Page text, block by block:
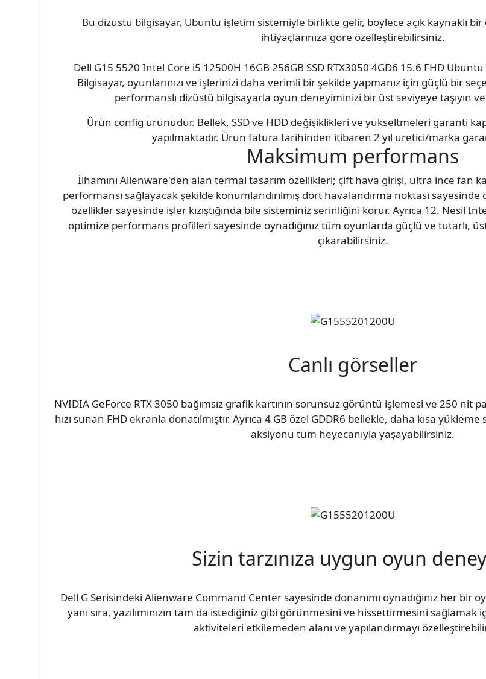
Bu dizüstü bilgisayar, Ubuntu işletim sistemiyle birlikte gelir, böylece açık kaynaklı
ihtiyaçlarınıza göre özelleştirebilirsiniz.
Dell G15 5520 Intel Core i5 12500H 16GB 256GB SSD RTX3050 4GD6 15.6 FHD
Bilgisayar, oyunlarınızı ve işlerinizi daha verimli bir şekilde yapmanız için güçlü bir
performanslı dizüstü bilgisayarla oyun deneyiminizi bir üst seviyeye taşıyın
Ürün config ürünüdür. Bellek, SSD ve HDD değişiklikleri ve yükseltmeleri garanti
yapılmaktadır. Ürün fatura tarihinden itibaren 2 yıl üretici/marka
Maksimum performans
İlhamını Alienware'den alan termal tasarım özellikleri; çift hava girişi, ultra ince fan
performansı sağlayacak şekilde konumlandırılmış dört havalandırma noktası
özellikler sayesinde işler kızıştığında bile sisteminiz serinliğini korur. Ayrıca 12. Nesil
optimize performans profilleri sayesinde oynadığınız tüm oyunlarda güçlü ve tutarlı,
çıkarabilirsiniz.
Canlı görseller
NVIDIA GeForce RTX 3050 bağımsız grafik kartının sorunsuz görüntü işlemesi ve 250 nit
hızı sunan FHD ekranla donatılmıştır. Ayrıca 4 GB özel GDDR6 bellekle, daha kısa
aksiyonu tüm heyecanıyla yaşayabilirsiniz.
Sizin tarzınıza uygun oyun
Dell G Serisindeki Alienware Command Center sayesinde donanımı oynadığınız her bir
yanı sıra, yazılımınızın tam da istediğiniz gibi görünmesini ve hissettirmesini
aktiviteleri etkilemeden alanı ve yapılandırmayı